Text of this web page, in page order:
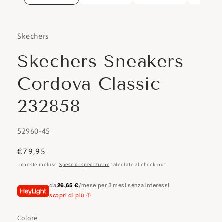
Skechers
Skechers Sneakers
Cordova Classic
232858
SKU:
52960-45
Prezzo
di
€79,95
Imposte incluse. Spese di spedizione calcolate al check-out.
da 26,65 €/mese per 3 mesi senza interessi
scopri di più
Colore